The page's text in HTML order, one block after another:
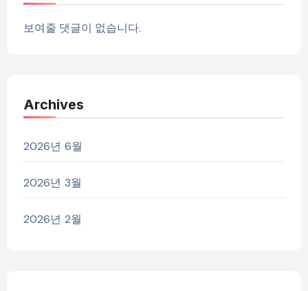
보여줄 댓글이 없습니다.
Archives
2026년 6월
2026년 3월
2026년 2월